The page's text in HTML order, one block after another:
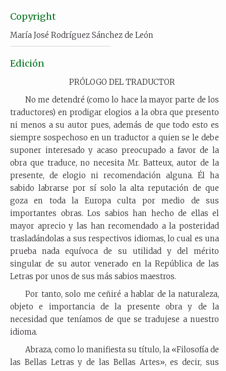
Copyright
María José Rodríguez Sánchez de León
Edición
PRÓLOGO DEL TRADUCTOR
No me detendré (como lo hace la mayor parte de los
traductores) en prodigar elogios a la obra que presento
ni menos a su autor pues, además de que todo esto es
siempre sospechoso en un traductor a quien se le debe
suponer interesado y acaso preocupado a favor de la
obra que traduce, no necesita Mr. Batteux, autor de la
presente, de elogio ni recomendación alguna. Él ha
sabido labrarse por sí solo la alta reputación de que
goza en toda la Europa culta por medio de sus
importantes obras. Los sabios han hecho de ellas el
mayor aprecio y las han recomendado a la posteridad
trasladándolas a sus respectivos idiomas, lo cual es una
prueba nada equívoca de su utilidad y del mérito
singular de su autor venerado en la República de las
Letras por unos de sus más sabios maestros.
Por tanto, solo me ceñiré a hablar de la naturaleza,
objeto e importancia de la presente obra y de la
necesidad que teníamos de que se tradujese a nuestro
idioma.
Abraza, como lo manifiesta su título, la «Filosofía de
las Bellas Letras y de las Bellas Artes», es decir, sus